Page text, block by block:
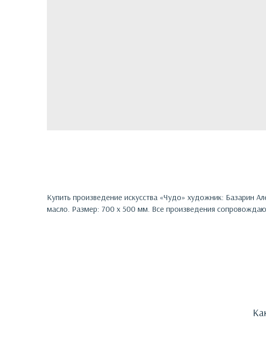
Купить произведение искусства «Чудо» художник: Базарин
масло. Размер: 700 х 500 мм. Все произведения